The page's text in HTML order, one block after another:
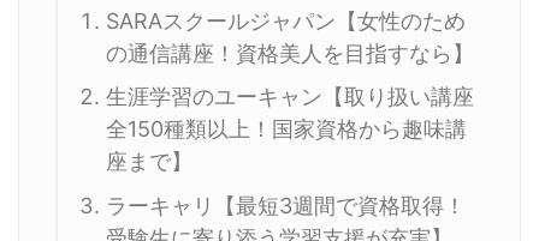
SARAスクールジャパン【女性のため
の通信講座！資格美人を目指すなら】
生涯学習のユーキャン【取り扱い講座
全150種類以上！国家資格から趣味講
座まで】
ラーキャリ【最短3週間で資格取得！